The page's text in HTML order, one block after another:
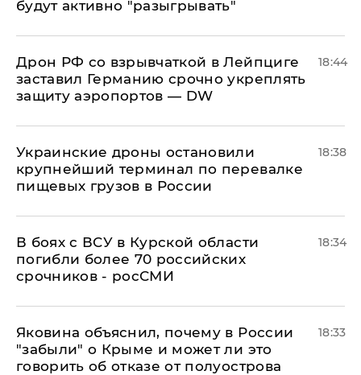
будут активно "разыгрывать"
​Дрон РФ со взрывчаткой в Лейпциге
заставил Германию срочно укреплять
защиту аэропортов — DW
18:44
Украинские дроны остановили
крупнейший терминал по перевалке
пищевых грузов в России
18:38
В боях с ВСУ в Курской области
погибли более 70 российских
срочников - росСМИ
18:34
Яковина объяснил, почему в России
"забыли" о Крыме и может ли это
говорить об отказе от полуострова
18:33